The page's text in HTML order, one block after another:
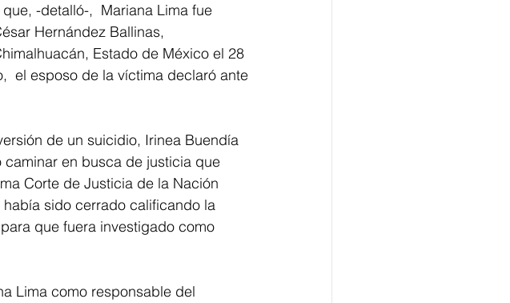
-detalló-,  Mariana Lima fue
Hernández Ballinas,
Estado de México el 28
el esposo de la víctima declaró ante
de un suicidio, Irinea Buendía
en busca de justicia que
Corte de Justicia de la Nación
sido cerrado calificando la
que fuera investigado como
Lima como responsable del